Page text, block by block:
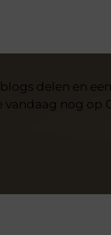
delen en
vandaag nog op